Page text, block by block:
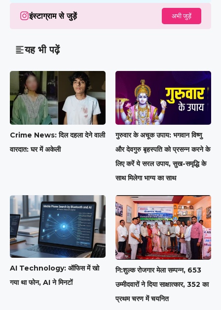
इंस्टाग्राम से जुड़ें अभी जुड़ें
यह भी पढ़ें
Crime News: दिल दहला देने वाली
वारदात: घर में अकेली
गुरुवार के अचूक उपाय: भगवान विष्णु
और देवगुरु बृहस्पति को प्रसन्न करने के
लिए करें ये सरल उपाय, सुख-समृद्धि के
साथ मिलेगा भाग्य का साथ
AI Technology: ऑफिस में खो
गया था फोन, AI ने मिनटों
नि:शुल्क रोजगार मेला सम्पन्न, 653
उम्मीदवारों ने दिया साक्षात्कार, 352 का
प्रथम चरण में चयनित